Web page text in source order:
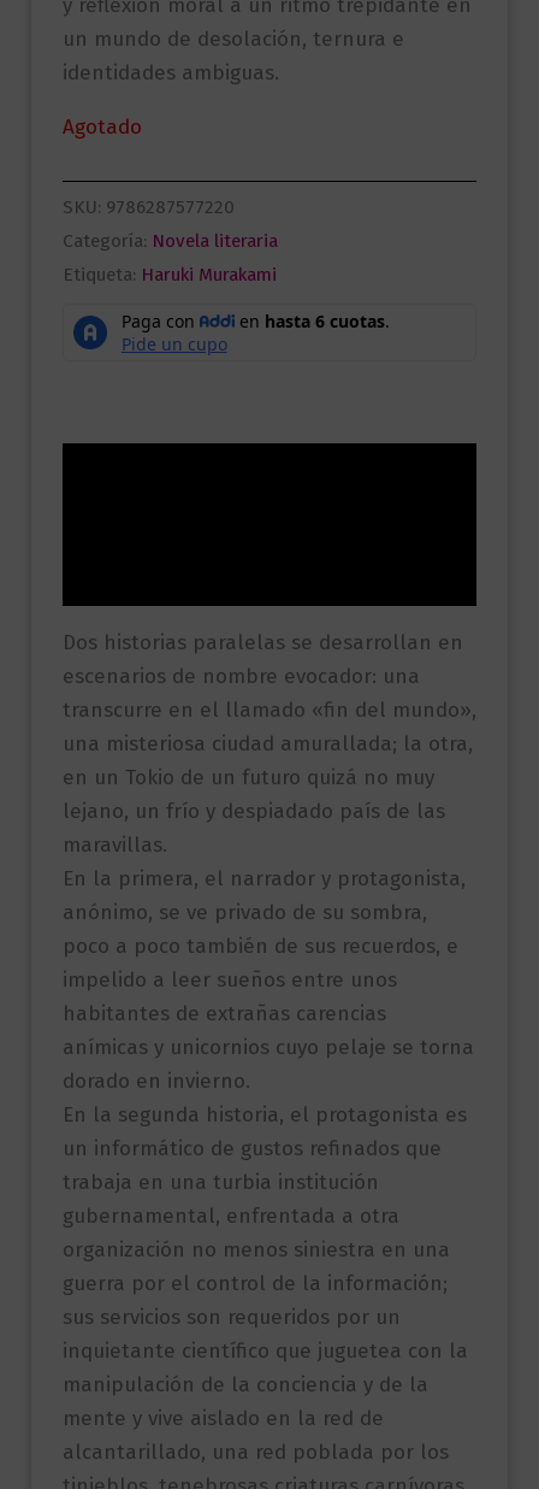
y reflexión moral a un ritmo trepidante en
un mundo de desolación, ternura e
identidades ambiguas.
Agotado
SKU: 9786287577220
Categoría: Novela literaria
Etiqueta: Haruki Murakami
Dos historias paralelas se desarrollan en
escenarios de nombre evocador: una
transcurre en el llamado «fin del mundo»,
una misteriosa ciudad amurallada; la otra,
en un Tokio de un futuro quizá no muy
lejano, un frío y despiadado país de las
maravillas.
En la primera, el narrador y protagonista,
anónimo, se ve privado de su sombra,
poco a poco también de sus recuerdos, e
impelido a leer sueños entre unos
habitantes de extrañas carencias
anímicas y unicornios cuyo pelaje se torna
dorado en invierno.
En la segunda historia, el protagonista es
un informático de gustos refinados que
trabaja en una turbia institución
gubernamental, enfrentada a otra
organización no menos siniestra en una
guerra por el control de la información;
sus servicios son requeridos por un
inquietante científico que juguetea con la
manipulación de la conciencia y de la
mente y vive aislado en la red de
alcantarillado, una red poblada por los